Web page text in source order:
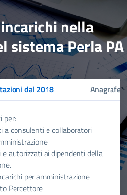
nella
sistema Perla PA
dal 2018 Anagrafe
per:
a consulenti e collaboratori
autorizzati ai dipendenti della
per amministrazione
Percettore